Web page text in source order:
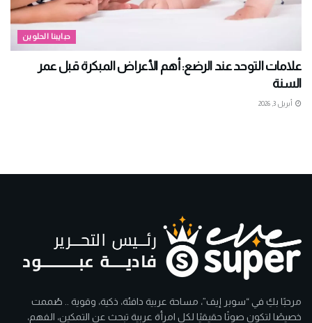
حبايبنا الحلوين
علامات التوحد عند الرضع: أهم الأعراض المبكرة قبل عمر
السنة
أبريل 3, 2026
مرحبًا بكِ في “سوبر إيف”، مساحة عربية دافئة، ذكية، وقوية .. صُممت
خصيصًا لتكون صوتًا حقيقيًا لكل امرأة عربية تبحث عن التمكين، الفهم،